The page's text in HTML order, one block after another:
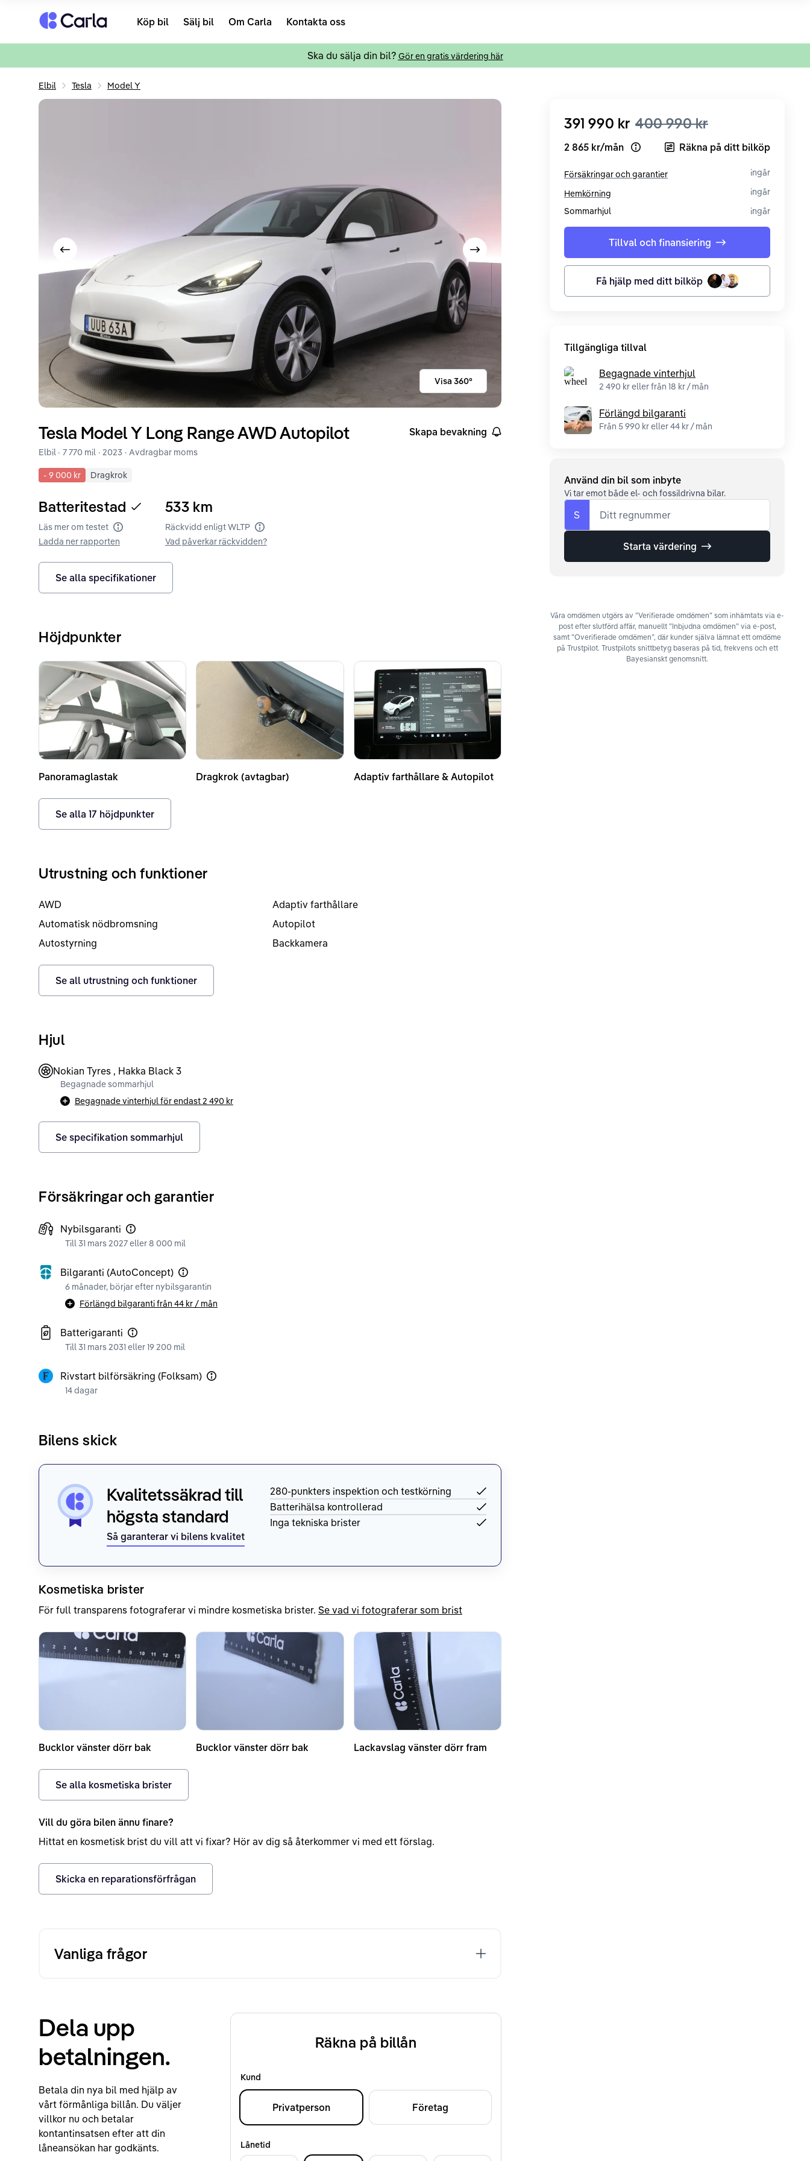
Tillbaka till startsidan Köp bil Sälj bil Om Carla Kontakta oss
Ska du sälja din bil? Gör en gratis värdering här
Elbil Tesla Model Y
Visa föregående bild Visa nästa bild
Visa 360°
Tesla Model Y Long Range AWD Autopilot Skapa bevakning
Elbil · 7 770 mil · 2023 · Avdragbar moms
- 9 000 kr Dragkrok
Batteritestad
Läs mer om testet Batteritest
Ladda ner rapporten
533 km
Räckvidd enligt WLTP Räckvidd enligt WLTP
Vad påverkar räckvidden?
Se alla specifikationer
Höjdpunkter
Panoramaglastak Dragkrok (avtagbar) Adaptiv farthållare & Autopilot
Se alla 17 höjdpunkter
Utrustning och funktioner
AWD
Adaptiv farthållare
Automatisk nödbromsning
Autopilot
Autostyrning
Backkamera
Se all utrustning och funktioner
Hjul
Nokian Tyres , Hakka Black 3
Begagnade sommarhjul
Begagnade vinterhjul för endast2 490 kr
Se specifikation sommarhjul
Försäkringar och garantier
Nybilsgaranti
Till 31 mars 2027 eller 8 000 mil
Bilgaranti (AutoConcept)
6 månader, börjar efter nybilsgarantin
Förlängd bilgaranti från 44 kr / mån
Batterigaranti
Till 31 mars 2031 eller 19 200 mil
Rivstart bilförsäkring (Folksam)
14 dagar
Bilens skick
Kvalitetssäkrad till
högsta standard
Så garanterar vi bilens kvalitet
280-punkters inspektion och testkörning
Batterihälsa kontrollerad
Inga tekniska brister
Kosmetiska brister
För full transparens fotograferar vi mindre kosmetiska brister. Se vad vi fotograferar som brist
Bucklor vänster dörr bak Bucklor vänster dörr bak Lackavslag vänster dörr fram
Se alla kosmetiska brister
Vill du göra bilen ännu finare?
Hittat en kosmetisk brist du vill att vi fixar? Hör av dig så återkommer vi med ett förslag.
Skicka en reparationsförfrågan
Vanliga frågor
Dela upp
betalningen.
Betala din nya bil med hjälp av
vårt förmånliga billån. Du väljer
villkor nu och betalar
kontantinsatsen efter att din
låneansökan har godkänts.
Räkna på billån
Kund
Privatperson Företag
Lånetid
391 990 kr 400 990 kr
2 865 kr/mån Open loan exampleRäkna på ditt bilköp
Försäkringar och garantier
ingår
Hemkörning
ingår
Sommarhjul
ingår
Tillval och finansiering
Få hjälp med ditt bilköp
Tillgängliga tillval
Begagnade vinterhjul
2 490 kr eller från 18 kr / mån
Förlängd bilgaranti
Från 5 990 kr eller 44 kr / mån
Använd din bil som inbyte
Vi tar emot både el- och fossildrivna bilar.
S Ditt regnummer
Starta värdering
Våra omdömen utgörs av ”Verifierade omdömen” som inhämtats via e-
post efter slutförd affär, manuellt ”Inbjudna omdömen” via e-post,
samt ”Overifierade omdömen”, där kunder själva lämnat ett omdöme
på Trustpilot. Trustpilots snittbetyg baseras på tid, frekvens och ett
Bayesianskt genomsnitt.